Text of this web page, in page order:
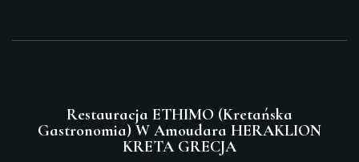
Restauracja ETHIMO (Kretańska
Gastronomia) W Amoudara HERAKLION
KRETA GRECJA